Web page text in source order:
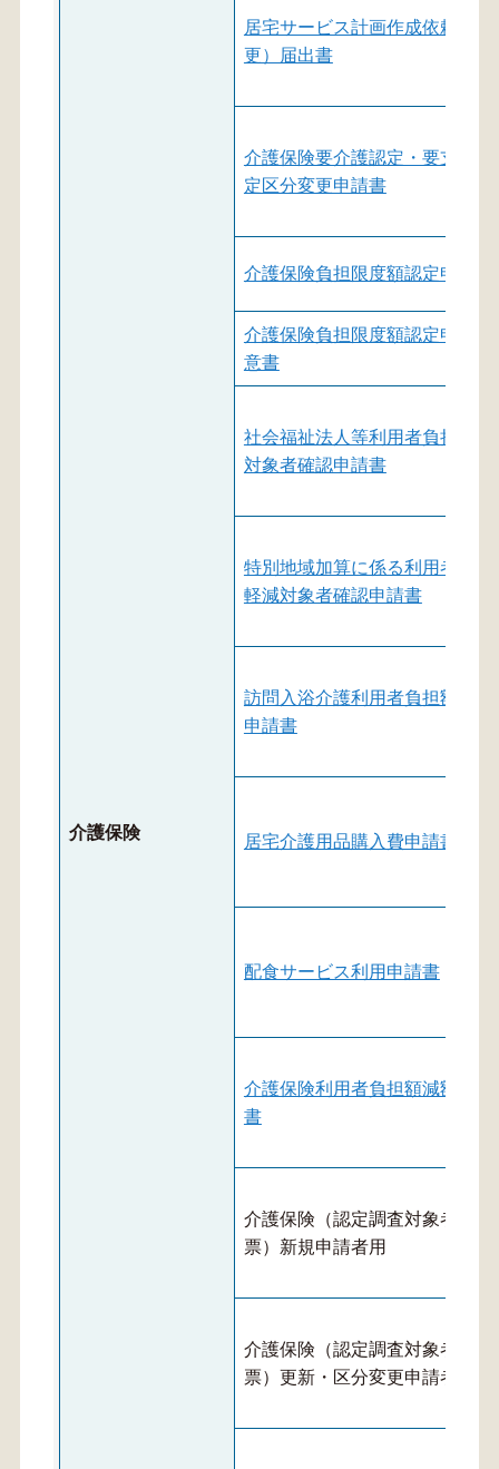
介護保険
居宅サービス計画作成依頼（変
更）届出書
介護保険要介護認定・要支援認
定区分変更申請書
介護保険負担限度額認定申請書
介護保険負担限度額認定申請同
意書
社会福祉法人等利用者負担軽減
対象者確認申請書
特別地域加算に係る利用者負担
軽減対象者確認申請書
訪問入浴介護利用者負担額減額
申請書
居宅介護用品購入費申請書
配食サービス利用申請書
介護保険利用者負担額減額申請
書
介護保険（認定調査対象者状況
票）新規申請者用
介護保険（認定調査対象者状況
票）更新・区分変更申請者用